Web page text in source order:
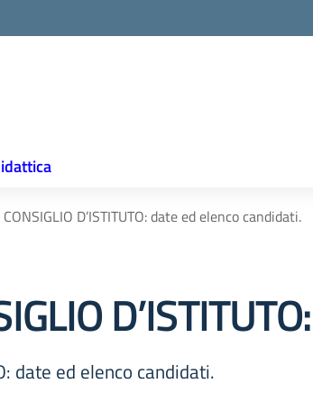
D’ISTITUTO: date ed elenco candidati.
date ed elenco candidati.